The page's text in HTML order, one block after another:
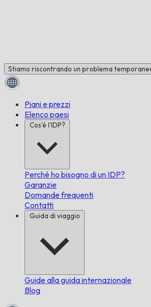
Stiamo riscontrando un problema
Piani e prezzi
Elenco paesi
Cos'è l'IDP?
Perché ho bisogno di un IDP?
Garanzie
Domande frequenti
Contatti
Guida di viaggio
Guide alla guida internazionale
Blog